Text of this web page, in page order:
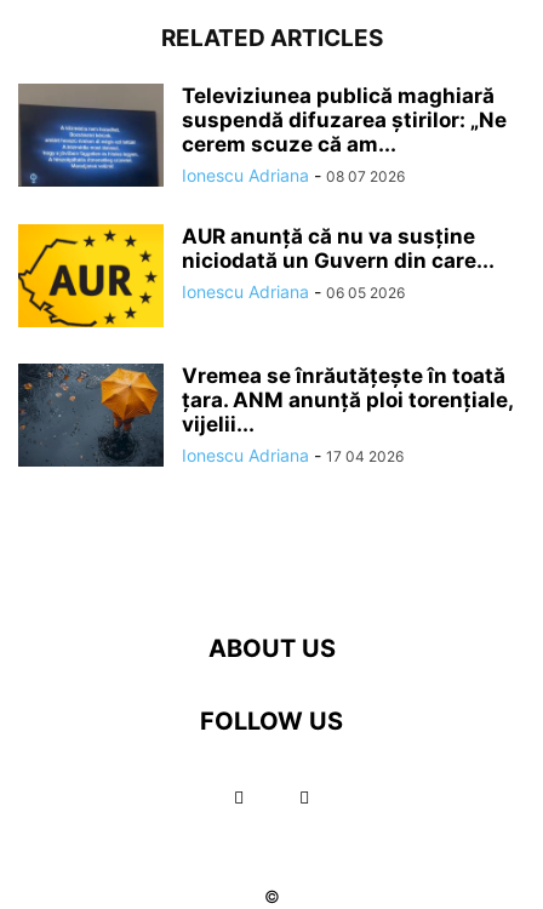
RELATED ARTICLES
Televiziunea publică maghiară
suspendă difuzarea ştirilor: „Ne
cerem scuze că am...
Ionescu Adriana - 08 07 2026
AUR anunță că nu va susține
niciodată un Guvern din care...
Ionescu Adriana - 06 05 2026
Vremea se înrăutăţeşte în toată
ţara. ANM anunță ploi torențiale,
vijelii...
Ionescu Adriana - 17 04 2026
ABOUT US
FOLLOW US
©